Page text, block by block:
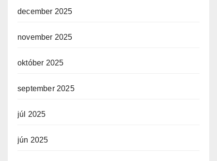
december 2025
november 2025
október 2025
september 2025
júl 2025
jún 2025